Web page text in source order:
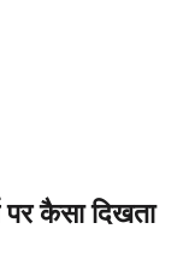
कैसा दिखता